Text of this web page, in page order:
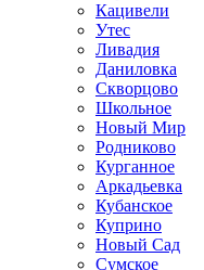
Кацивели
Утес
Ливадия
Даниловка
Скворцово
Школьное
Новый Мир
Родниково
Курганное
Аркадьевка
Кубанское
Куприно
Новый Сад
Сумское